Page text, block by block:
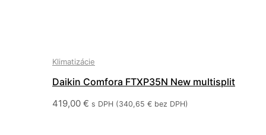
Klimatizácie
Daikin Comfora FTXP35N New multisplit
419,00 € s DPH (340,65 € bez DPH)